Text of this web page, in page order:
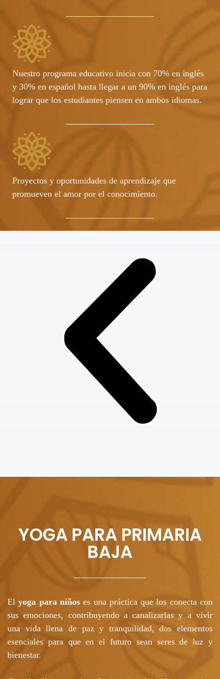
Nuestro programa educativo inicia con 70% en inglés
y 30% en español hasta llegar a un 90% en inglés para
lograr que los estudiantes piensen en ambos idiomas.
Proyectos y oportunidades de aprendizaje que
promueven el amor por el conocimiento.
YOGA PARA PRIMARIA
BAJA
Elyoga para niñoses una práctica que los conecta con
sus emociones, contribuyendo a canalizarlas y a vivir
una vida llena de paz y tranquilidad, dos elementos
esenciales para que en el futuro sean seres de luz y
bienestar.